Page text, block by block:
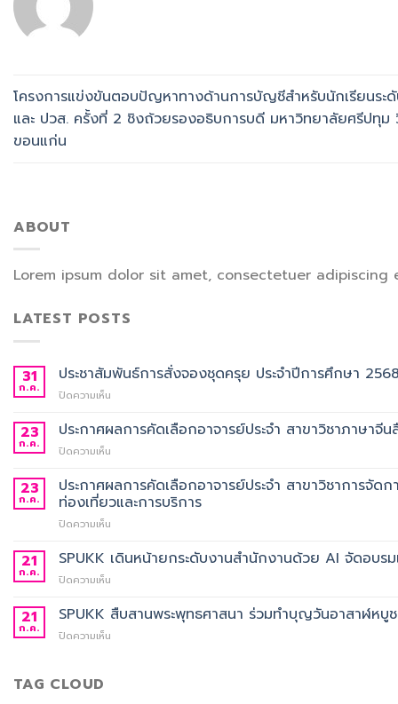
โครงการแข่งขันตอบปัญหาทางด้านการบัญชีสำหรับนักเรียนระ
และ ปวส. ครั้งที่ 2 ชิงถ้วยรองอธิบการบดี มหาวิทยาลัยศรีปทุม
ขอนแก่น
ABOUT
Lorem ipsum dolor sit amet, consectetuer
LATEST POSTS
31
ก.ค.
ประชาสัมพันธ์การสั่งจองชุดครุย ประจำปีการศึกษา
ปิดความเห็น
การ
ครุย
ประจำ
2568
23
ก.ค.
ประกาศผลการคัดเลือกอาจารย์ประจำ สาขาวิชาภาษา
ปิดความเห็น
ผล
การ
คัด
ประจำ
จีน
23
ก.ค.
ประกาศผลการคัดเลือกอาจารย์ประจำ สาขาวิชาการจั
ท่องเที่ยวและการบริการ
ปิดความเห็น
ผล
อาจารย์
21
ก.ค.
SPUKK เดินหน้ายกระดับงานสำนักงานด้วย AI จัดอบ
ปิดความเห็น
เดิน
21
ก.ค.
SPUKK สืบสานพระพุทธศาสนา ร่วมทำบุญวันอาสาฬหบู
ปิดความเห็น
TAG CLOUD